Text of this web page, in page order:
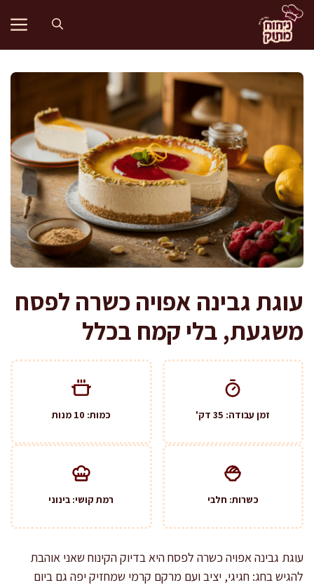
לדלג
לתוכן
עוגת גבינה אפויה כשרה לפסח
משגעת, בלי קמח בכלל
זמן עבודה: 35 דק' כמות: 10 מנות
כשרות: חלבי רמת קושי: בינוני
עוגת גבינה אפויה כשרה לפסח היא בדיוק הקינוח שאני אוהבת
להגיש בחג: חגיגי, יציב ועם מרקם קרמי שמחזיק יפה גם ביום